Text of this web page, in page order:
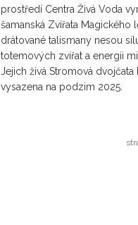
prostředí Centra Živá Voda
šamanská Zvířata Magického
drátované talismany nesou
totemových zvířat a energii
Jejich živá Stromová dvojčata
vysazena na podzim 2025.